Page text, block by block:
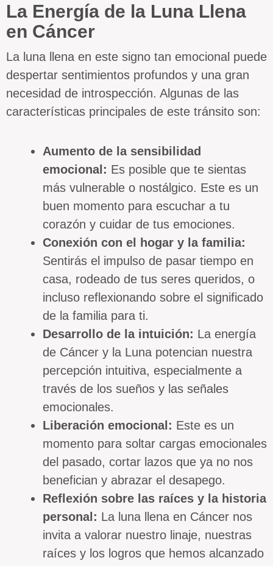
La Energía de la Luna Llena
en Cáncer
La luna llena en este signo tan emocional puede
despertar sentimientos profundos y una gran
necesidad de introspección. Algunas de las
características principales de este tránsito son:
Aumento de la sensibilidad
emocional: Es posible que te sientas
más vulnerable o nostálgico. Este es un
buen momento para escuchar a tu
corazón y cuidar de tus emociones.
Conexión con el hogar y la familia:
Sentirás el impulso de pasar tiempo en
casa, rodeado de tus seres queridos, o
incluso reflexionando sobre el significado
de la familia para ti.
Desarrollo de la intuición: La energía
de Cáncer y la Luna potencian nuestra
percepción intuitiva, especialmente a
través de los sueños y las señales
emocionales.
Liberación emocional: Este es un
momento para soltar cargas emocionales
del pasado, cortar lazos que ya no nos
benefician y abrazar el desapego.
Reflexión sobre las raíces y la historia
personal: La luna llena en Cáncer nos
invita a valorar nuestro linaje, nuestras
raíces y los logros que hemos alcanzado